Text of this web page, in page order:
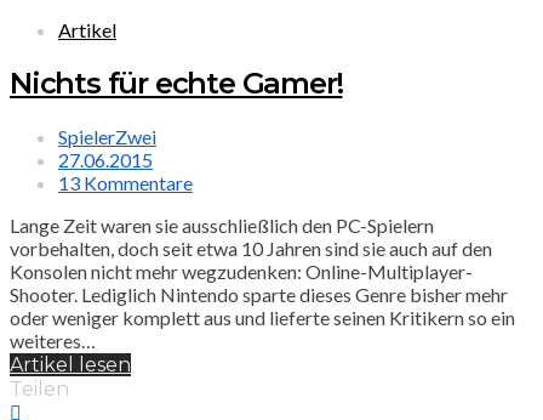
Artikel
Nichts für echte Gamer!
SpielerZwei
27.06.2015
13 Kommentare
Lange Zeit waren sie ausschließlich den PC-Spielern
vorbehalten, doch seit etwa 10 Jahren sind sie auch auf den
Konsolen nicht mehr wegzudenken: Online-Multiplayer-
Shooter. Lediglich Nintendo sparte dieses Genre bisher mehr
oder weniger komplett aus und lieferte seinen Kritikern so ein
weiteres…
Artikel lesen
Teilen